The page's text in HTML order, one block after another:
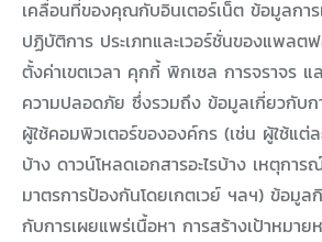
เคลื่อนที่ของคุณกับอินเตอร์เน็ต ข้อมูลการ
ปฏิบัติการ ประเภทและเวอร์ชั่นของแพลต
ตั้งค่าเขตเวลา คุกกี้ พิกเซล การจราจร แ
ความปลอดภัย ซึ่งรวมถึง ข้อมูลเกี่ยวกับก
ผู้ใช้คอมพิวเตอร์ขององค์กร (เช่น ผู้ใช้แต่ละ
บ้าง ดาวน์โหลดเอกสารอะไรบ้าง เหตุกา
มาตรการป้องกันโดยเกตเวย์ ฯลฯ) ข้อมูล
กับการเผยแพร่เนื้อหา การสร้างเป้าหมาย